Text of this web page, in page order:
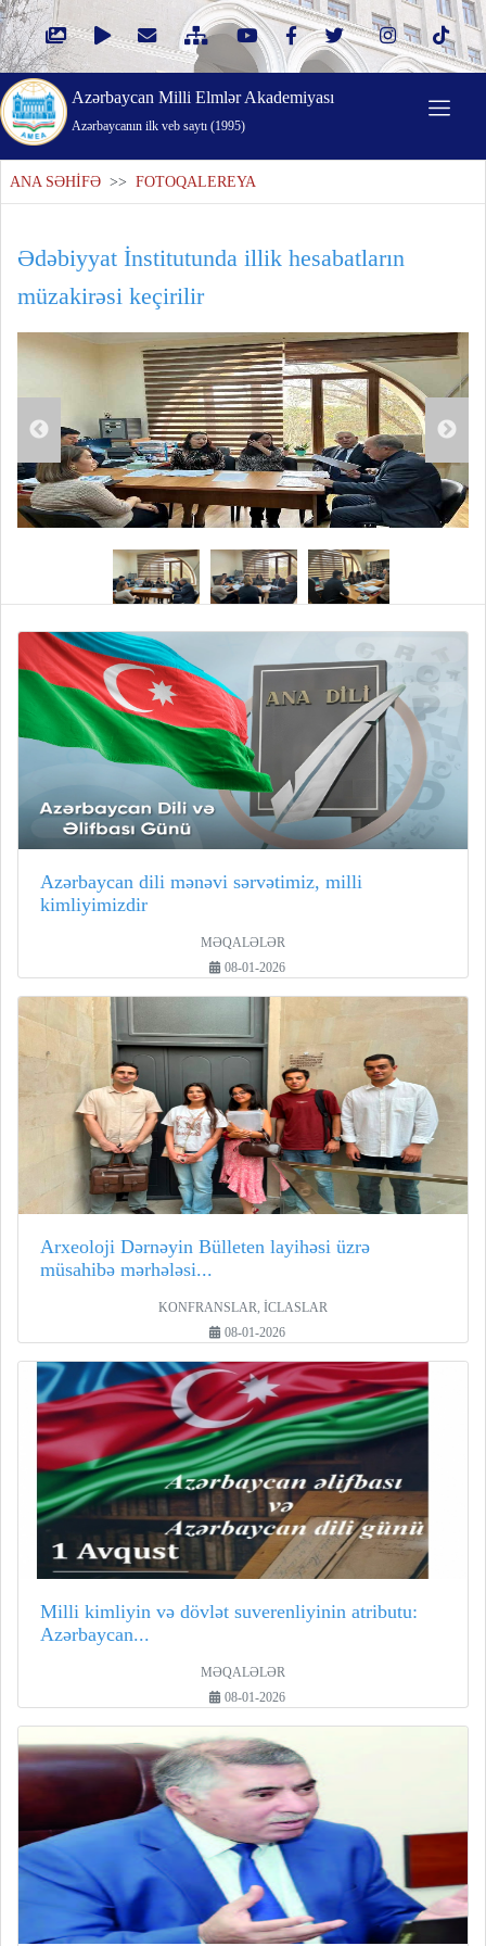
Azərbaycan Milli Elmlər Akademiyası
Azərbaycanın ilk veb saytı (1995)
ANA SƏHİFƏ >> FOTOQALEREYA
Ədəbiyyat İnstitutunda illik hesabatların
müzakirəsi keçirilir
Azərbaycan dili mənəvi sərvətimiz, milli
kimliyimizdir
MƏQALƏLƏR
08-01-2026
Arxeoloji Dərnəyin Bülleten layihəsi üzrə
müsahibə mərhələsi...
KONFRANSLAR, İCLASLAR
08-01-2026
Milli kimliyin və dövlət suverenliyinin atributu:
Azərbaycan...
MƏQALƏLƏR
08-01-2026